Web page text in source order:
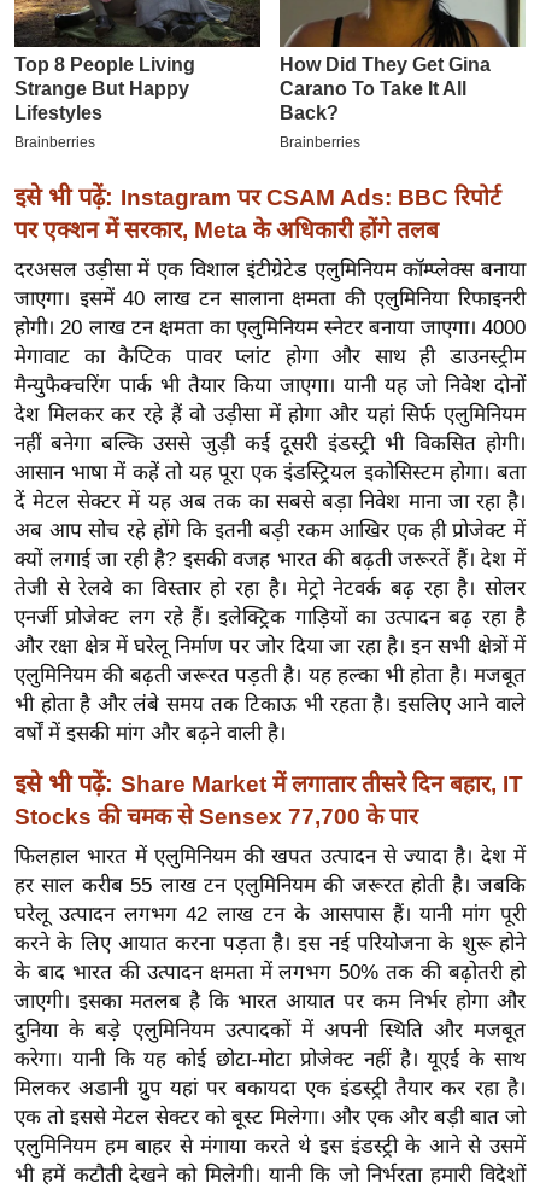
बे
मि
सा
ल
ख्सि
य
त
यं
ग
इं
डि
या
सा
हि
त्य
ज
ग
त
ऑ
टो
व
र्ल्ड
न्यू
ज
ब्री
फ
म
नो
रं
ज
न
ज
ग
त
बॉ
इसे भी पढ़ें: Instagram पर CSAM Ads: BBC रिपोर्ट
पर एक्शन में सरकार, Meta के अधिकारी होंगे तलब
दरअसल उड़ीसा में एक विशाल इंटीग्रेटेड एलुमिनियम कॉम्प्लेक्स बनाया
जाएगा। इसमें 40 लाख टन सालाना क्षमता की एलुमिनिया रिफाइनरी
होगी। 20 लाख टन क्षमता का एलुमिनियम स्नेटर बनाया जाएगा। 4000
मेगावाट का कैप्टिक पावर प्लांट होगा और साथ ही डाउनस्ट्रीम
मैन्युफैक्चरिंग पार्क भी तैयार किया जाएगा। यानी यह जो निवेश दोनों
देश मिलकर कर रहे हैं वो उड़ीसा में होगा और यहां सिर्फ एलुमिनियम
नहीं बनेगा बल्कि उससे जुड़ी कई दूसरी इंडस्ट्री भी विकसित होगी।
आसान भाषा में कहें तो यह पूरा एक इंडस्ट्रियल इकोसिस्टम होगा। बता
दें मेटल सेक्टर में यह अब तक का सबसे बड़ा निवेश माना जा रहा है।
अब आप सोच रहे होंगे कि इतनी बड़ी रकम आखिर एक ही प्रोजेक्ट में
क्यों लगाई जा रही है? इसकी वजह भारत की बढ़ती जरूरतें हैं। देश में
तेजी से रेलवे का विस्तार हो रहा है। मेट्रो नेटवर्क बढ़ रहा है। सोलर
एनर्जी प्रोजेक्ट लग रहे हैं। इलेक्ट्रिक गाड़ियों का उत्पादन बढ़ रहा है
और रक्षा क्षेत्र में घरेलू निर्माण पर जोर दिया जा रहा है। इन सभी क्षेत्रों में
एलुमिनियम की बढ़ती जरूरत पड़ती है। यह हल्का भी होता है। मजबूत
भी होता है और लंबे समय तक टिकाऊ भी रहता है। इसलिए आने वाले
वर्षों में इसकी मांग और बढ़ने वाली है।
इसे भी पढ़ें: Share Market में लगातार तीसरे दिन बहार, IT
Stocks की चमक से Sensex 77,700 के पार
फिलहाल भारत में एलुमिनियम की खपत उत्पादन से ज्यादा है। देश में
हर साल करीब 55 लाख टन एलुमिनियम की जरूरत होती है। जबकि
घरेलू उत्पादन लगभग 42 लाख टन के आसपास हैं। यानी मांग पूरी
करने के लिए आयात करना पड़ता है। इस नई परियोजना के शुरू होने
के बाद भारत की उत्पादन क्षमता में लगभग 50% तक की बढ़ोतरी हो
जाएगी। इसका मतलब है कि भारत आयात पर कम निर्भर होगा और
दुनिया के बड़े एलुमिनियम उत्पादकों में अपनी स्थिति और मजबूत
करेगा। यानी कि यह कोई छोटा-मोटा प्रोजेक्ट नहीं है। यूएई के साथ
मिलकर अडानी ग्रुप यहां पर बकायदा एक इंडस्ट्री तैयार कर रहा है।
एक तो इससे मेटल सेक्टर को बूस्ट मिलेगा। और एक और बड़ी बात जो
एलुमिनियम हम बाहर से मंगाया करते थे इस इंडस्ट्री के आने से उसमें
भी हमें कटौती देखने को मिलेगी। यानी कि जो निर्भरता हमारी विदेशों